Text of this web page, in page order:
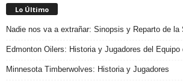
Lo Último
Nadie nos va a extrañar: Sinopsis y Reparto de la
Edmonton Oilers: Historia y Jugadores del Equipo
Minnesota Timberwolves: Historia y Jugadores